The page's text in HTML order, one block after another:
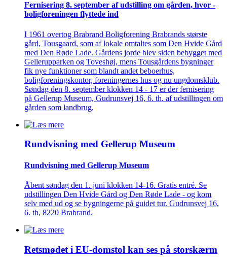
Fernisering 8. september af ­udstilling om gården, hvor ­
bolig­foreningen flyttede ind
I 1961 overtog Brabrand Boligforening Brabrands største
gård, Tousgaard, som af lokale omtaltes som Den Hvide Gård
med Den Røde Lade. Gårdens jorde blev siden bebygget med
Gellerupparken og Toveshøj, mens Tousgårdens bygninger
fik nye funktioner som blandt andet beboerhus,
boligforeningskontor, foreningernes hus og nu ungdomsklub.
Søndag den 8. september klokken 14 - 17 er der fernisering
på Gellerup Museum, Gudrunsvej 16, 6. th. af udstillingen om
gården som landbrug,
Rundvisning med Gellerup Museum
Rundvisning med Gellerup Museum
Åbent søndag den 1. juni klokken 14-16. Gratis entré. Se
udstillingen Den Hvide Gård og Den Røde Lade - og kom
selv med ud og se bygningerne på guidet tur. Gudrunsvej 16,
6. th, 8220 Brabrand.
Retsmødet i EU-domstol kan ses på storskærm